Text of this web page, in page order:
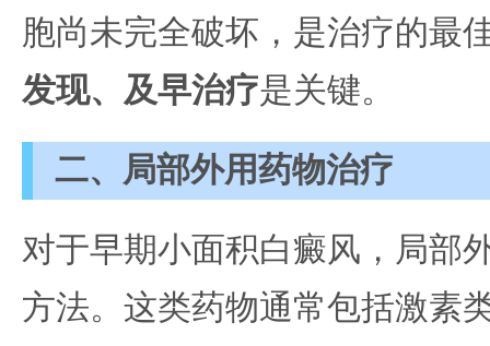
胞尚未完全破坏，是治疗的最
发现、及早治疗是关键。
二、局部外用药物治疗
对于早期小面积白癜风，局部
方法。这类药物通常包括激素